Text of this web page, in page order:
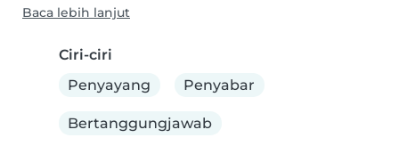
Baca lebih lanjut
Ciri-ciri
Penyayang
Penyabar
Bertanggungjawab